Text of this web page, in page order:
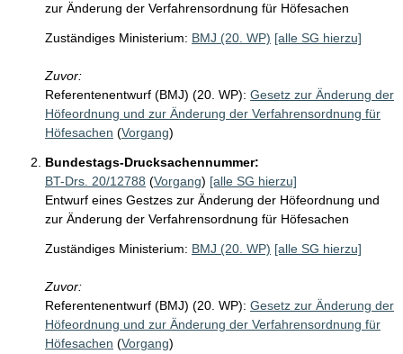
zur Änderung der Verfahrensordnung für Höfesachen
Zuständiges Ministerium: BMJ (20. WP) [alle SG hierzu]
Zuvor:
Referentenentwurf (BMJ) (20. WP): Gesetz zur Änderung der
Höfeordnung und zur Änderung der Verfahrensordnung für
Höfesachen (Vorgang)
Bundestags-Drucksachennummer:
BT-Drs. 20/12788 (Vorgang) [alle SG hierzu]
Entwurf eines Gestzes zur Änderung der Höfeordnung und
zur Änderung der Verfahrensordnung für Höfesachen
Zuständiges Ministerium: BMJ (20. WP) [alle SG hierzu]
Zuvor:
Referentenentwurf (BMJ) (20. WP): Gesetz zur Änderung der
Höfeordnung und zur Änderung der Verfahrensordnung für
Höfesachen (Vorgang)